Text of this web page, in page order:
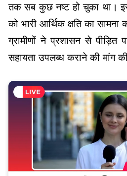
तक सब कुछ नष्ट हो चुका था। इस
को भारी आर्थिक क्षति का सामना
ग्रामीणों ने प्रशासन से पीड़ित
सहायता उपलब्ध कराने की मांग